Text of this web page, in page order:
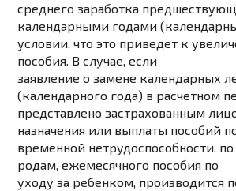
среднего заработка
календарными годами
условии, что это приведет к
пособия. В случае, если
заявление о замене календарных
(календарного года) в расчетном
представлено застрахованным
назначения или выплаты пособий
временной нетрудоспособности,
родам, ежемесячного пособия по
уходу за ребенком, производится